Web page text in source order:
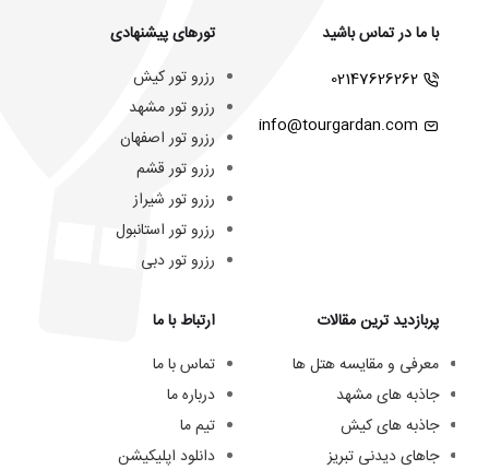
با ما در تماس باشید
02147626262
info@tourgardan.com
تورهای پیشنهادی
رزرو تور کیش
رزرو تور مشهد
رزرو تور اصفهان
رزرو تور قشم
رزرو تور شیراز
رزرو تور استانبول
رزرو تور دبی
پربازدید ترین مقالات
معرفی و مقایسه هتل ها
جاذبه های مشهد
جاذبه های کیش
جاهای دیدنی تبریز
ارتباط با ما
تماس با ما
درباره ما
تیم ما
دانلود اپلیکیشن